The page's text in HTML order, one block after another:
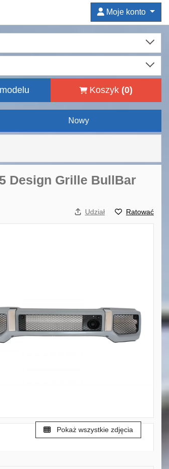
Moje konto
Koszyk (0)
Nowy
Design Grille BullBar
Udział Ratować
Pokaż wszystkie zdjęcia